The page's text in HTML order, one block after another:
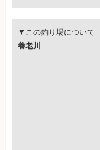
▼この釣り場について
養老川